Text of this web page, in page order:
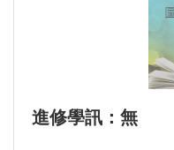
進修學訊：無